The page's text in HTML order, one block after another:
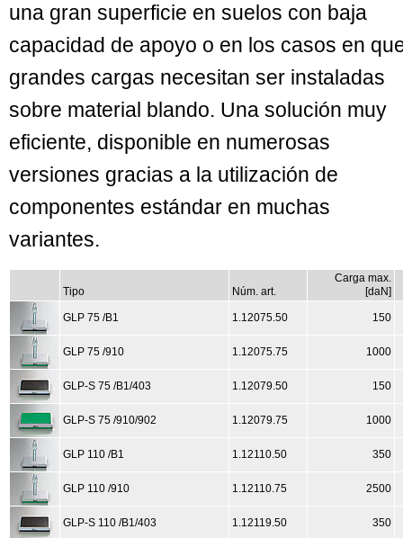
una gran superficie en suelos con baja
capacidad de apoyo o en los casos en
grandes cargas necesitan ser instaladas
sobre material blando. Una solución muy
eficiente, disponible en numerosas
versiones gracias a la utilización de
componentes estándar en muchas
variantes.
Tipo Núm. art.
Carga max.
[daN]
GLP 75 /B1 1.12075.50 150
GLP 75 /910 1.12075.75 1000
GLP-S 75 /B1/403 1.12079.50 150
GLP-S 75 /910/902 1.12079.75 1000
GLP 110 /B1 1.12110.50 350
GLP 110 /910 1.12110.75 2500
GLP-S 110 /B1/403 1.12119.50 350